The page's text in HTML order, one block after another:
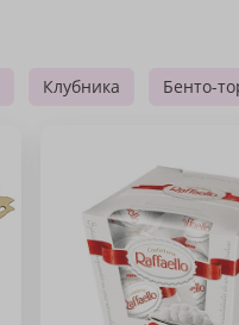
Клубника Бенто-